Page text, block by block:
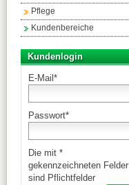
Pflege
Kundenbereiche
Kundenlogin
E-Mail *
Passwort*
Die mit *
gekennzeichneten Felder
sind Pflichtfelder